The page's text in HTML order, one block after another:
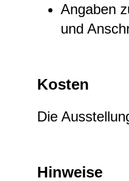
Angaben
und
Kosten
Die
Hinweise